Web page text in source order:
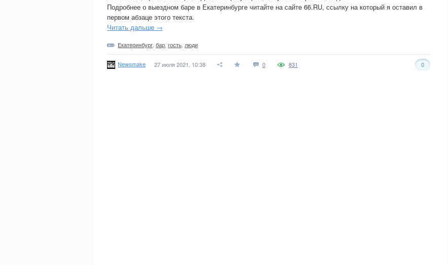
Подробнее о выездном баре в Екатеринбурге читайте на сайте 66.RU, ссылку на который я оставил в
первом абзаце этого текста.
Читать дальше →
Екатеринбург бар гость люди
Newsmake 27 июля 2021, 10:38 0 0
831